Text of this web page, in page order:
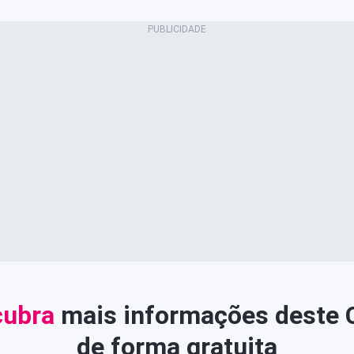
mais informações deste
de forma gratuita